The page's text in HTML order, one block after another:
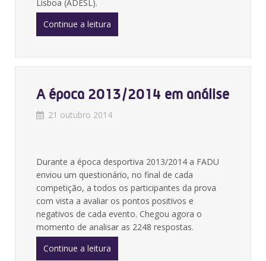
Lisboa (ADESL).
Continue a leitura
A época 2013/2014 em análise
21 outubro 2014
Durante a época desportiva 2013/2014 a FADU
enviou um questionário, no final de cada
competição, a todos os participantes da prova
com vista a avaliar os pontos positivos e
negativos de cada evento. Chegou agora o
momento de analisar as 2248 respostas.
Continue a leitura